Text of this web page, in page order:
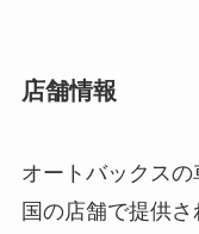
店舗情報
オートバックス
国の店舗で提供